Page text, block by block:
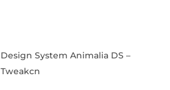
Design System Animalia DS –
Tweakcn